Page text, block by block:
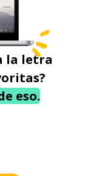
la letra
eso.